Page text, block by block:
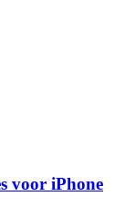
voor iPhone